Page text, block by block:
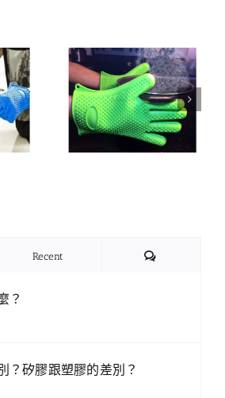
Recent Comments
？
？矽膠跟塑膠的差別？